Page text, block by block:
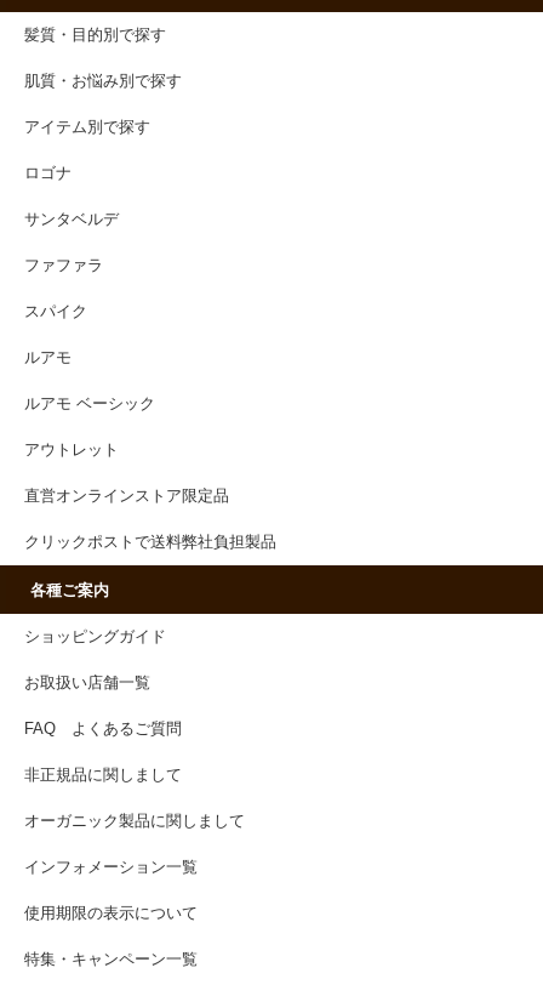
髪質・目的別で探す
肌質・お悩み別で探す
アイテム別で探す
ロゴナ
サンタベルデ
ファファラ
スパイク
ルアモ
ルアモ ベーシック
アウトレット
直営オンラインストア限定品
クリックポストで送料弊社負担製品
各種ご案内
ショッピングガイド
お取扱い店舗一覧
FAQ よくあるご質問
非正規品に関しまして
オーガニック製品に関しまして
インフォメーション一覧
使用期限の表示について
特集・キャンペーン一覧